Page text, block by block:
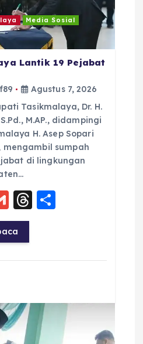
Media Sosial
Lantik 19 Pejabat
Agustus 7, 2026
Tasikmalaya, Dr. H.
M.AP., didampingi
H. Asep Sopari
mengambil sumpah
di lingkungan
G
m
ai
l
T
a re